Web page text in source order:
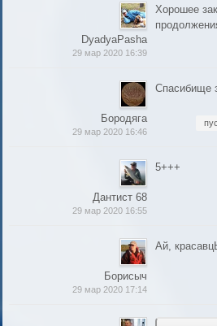
DyadyaPasha
29 мар 2020 16:39
Хорошее
Бородяга
29 мар 2020 16:46
Спасибище
Дантист 68
29 мар 2020 16:55
5+++
Борисыч
29 мар 2020 17:14
Ай,